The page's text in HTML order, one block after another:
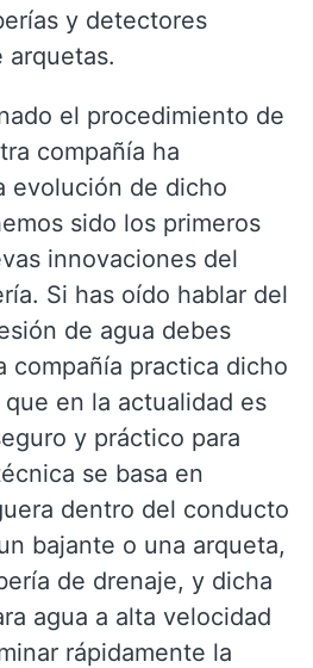
y detectores
arquetas.
el procedimiento de
compañía ha
evolución de dicho
sido los primeros
innovaciones del
Si has oído hablar del
de agua debes
compañía practica dicho
en la actualidad es
y práctico para
se basa en
dentro del conducto
bajante o una arqueta,
de drenaje, y dicha
agua a alta velocidad
rápidamente la